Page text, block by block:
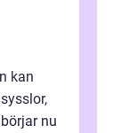
kan
nu